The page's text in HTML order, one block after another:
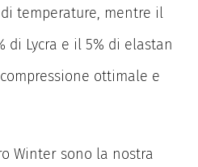
temperature, mentre il
di Lycra e il 5% di elastan
ottimale e
Winter sono la nostra